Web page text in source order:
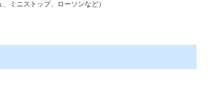
ミニストップ、ローソンなど）